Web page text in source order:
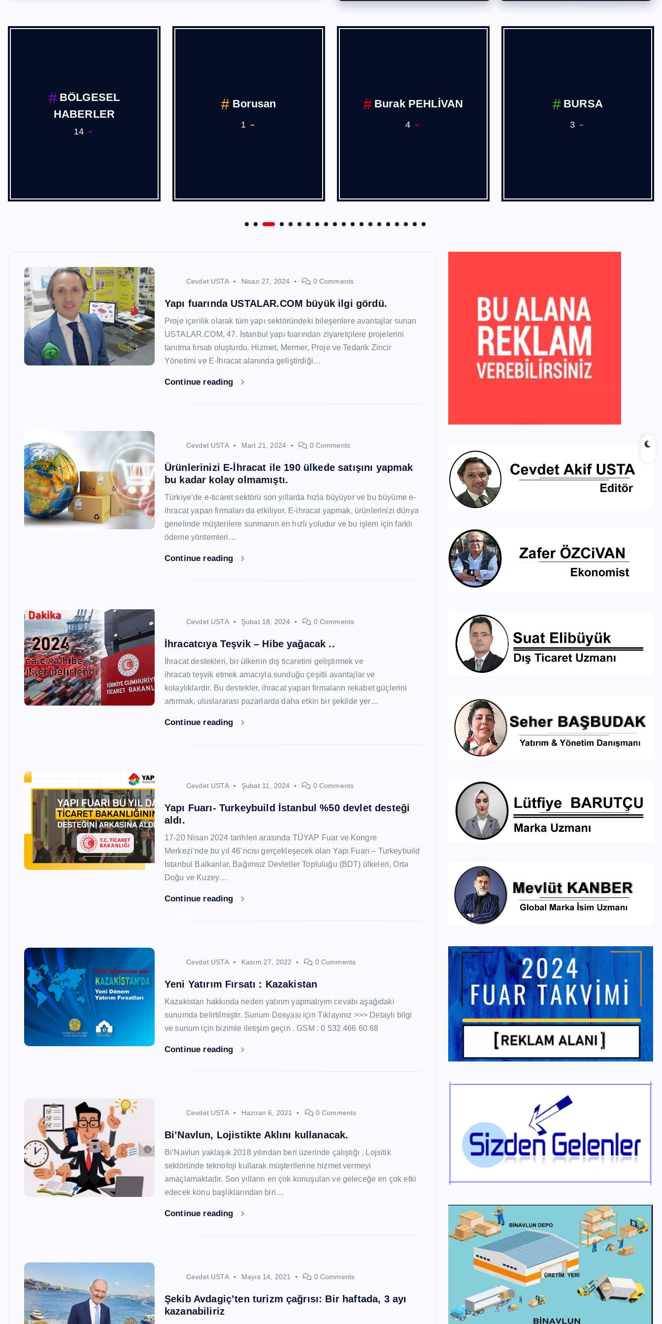
Cevdet Akif USTA COVİD 19
7
Demiryolu Ana ve Yan
Sanayii
Dernekler
3
Cevdet USTA Nisan 27, 2024 0 Comments
Yapı fuarında USTALAR.COM büyük ilgi gördü.
Proje içerilik olarak tüm yapı sektöründeki bileşenlere avantajlar sunan
USTALAR.COM, 47. İstanbul yapı fuarından ziyaretçilere projelerini
tanıtma fırsatı oluşturdu. Hizmet, Mermer, Proje ve Tedarik Zincir
Yönetimi ve E-İhracat alanında geliştirdiği…
Continue reading
Cevdet USTA Mart 21, 2024 0 Comments
Ürünlerinizi E-İhracat ile 190 ülkede satışını yapmak
bu kadar kolay olmamıştı.
Türkiye’de e-ticaret sektörü son yıllarda hızla büyüyor ve bu büyüme e-
ihracat yapan firmaları da etkiliyor. E-ihracat yapmak, ürünlerinizi dünya
genelinde müşterilere sunmanın en hızlı yoludur ve bu işlem için farklı
ödeme yöntemleri…
Continue reading
Cevdet USTA Şubat 18, 2024 0 Comments
İhracatcıya Teşvik – Hibe yağacak ..
İhracat destekleri, bir ülkenin dış ticaretini geliştirmek ve
ihracatı teşvik etmek amacıyla sunduğu çeşitli avantajlar ve
kolaylıklardır. Bu destekler, ihracat yapan firmaların rekabet güçlerini
artırmak, uluslararası pazarlarda daha etkin bir şekilde yer…
Continue reading
Cevdet USTA Şubat 11, 2024 0 Comments
Yapı Fuarı- Turkeybuild İstanbul %50 devlet desteği
aldı.
17-20 Nisan 2024 tarihleri arasında TÜYAP Fuar ve Kongre
Merkezi’nde bu yıl 46’ncısı gerçekleşecek olan Yapı Fuarı – Turkeybuild
İstanbul Balkanlar, Bağımsız Devletler Topluluğu (BDT) ülkeleri, Orta
Doğu ve Kuzey…
Continue reading
Cevdet USTA Kasım 27, 2022 0 Comments
Yeni Yatırım Fırsatı : Kazakistan
Kazakistan hakkında neden yatırım yapmalıyım cevabı aşağıdaki
sunumda belirtilmiştir. Sunum Dosyası için Tıklayınız >>> Detaylı bilgi
ve sunum için bizimle iletişim geçin . GSM : 0 532 466 60 68
Continue reading
Cevdet USTA Haziran 6, 2021 0 Comments
Bi’Navlun, Lojistikte Aklını kullanacak.
Bi’Navlun yaklaşık 2018 yılından beri üzerinde çalıştığı , Lojsitik
sektöründe teknoloji kullarak müşterilerine hizmet vermeyi
amaçlamaktadır. Son yılların en çok konuşulan ve geleceğe en çok etki
edecek konu başlıklarından biri…
Continue reading
Cevdet USTA Mayıs 14, 2021 0 Comments
Şekib Avdagiç’ten turizm çağrısı: Bir haftada, 3 ayı
kazanabiliriz